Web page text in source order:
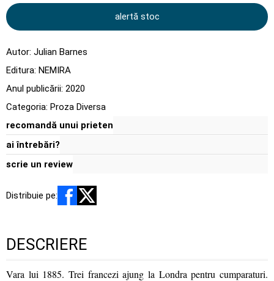
alertă stoc
Autor: Julian Barnes
Editura: NEMIRA
Anul publicării: 2020
Categoria: Proza Diversa
recomandă unui prieten
ai întrebări?
scrie un review
Distribuie pe:
DESCRIERE
Vara lui 1885. Trei francezi ajung la Londra pentru cumparaturi.